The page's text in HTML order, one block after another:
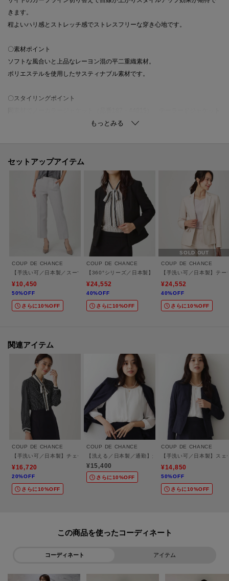
きます。
程よいハリ感とストレッチ感でストレスフリーな穿き心地です。
〇素材ポイント
ソフトな風合いと上品なレーヨン混の平二重織素材。
ポリエステルを使用したサスティナブル素材です。
〇スタイリングポイント
（品番187－44916）、パンツ（品番187－64915）も展開していますのでセ
【仕様】
・ポケットなし
・後ろファスナー
・裏地あり
※ライトグレー（011）はやや透け感があります。
※この製品は、抗菌防臭加工をしております。この効果は永久的ではありま
※照明の関係により、実際よりも色味が違って見える場合があります。ま
た、パソコン・スマートフォンなどの環境により、若干製品と画像のカラー
が異なる場合もございます。
セットアップアイテム
COUP DE CHANCE
【手洗い可／日本製／スーツ可】ストレートパンツ
¥10,450
50%OFF
さらに10%OFF
COUP DE CHANCE
【360°シリーズ／日本製】カラーレスジャケット
¥24,552
40%OFF
さらに10%OFF
SOLD OUT
COUP DE CHANCE
【手洗い可／日本製】テ
¥24,552
40%OFF
さらに10%OFF
関連アイテム
COUP DE CHANCE
【手洗い可／日本製】チェーン柄ブラウス
¥16,720
20%OFF
さらに10%OFF
COUP DE CHANCE
【洗える／日本製／通勤】カシュクール風ブラウス
¥15,400
さらに10%OFF
COUP DE CHANCE
【手洗い可／日本製】ス
¥14,850
50%OFF
さらに10%OFF
この商品を使った
コーディネート アイテム